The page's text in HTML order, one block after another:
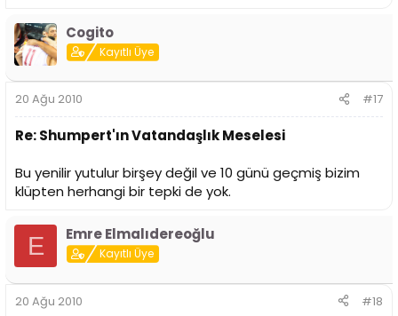
Cogito
Kayıtlı Üye
20 Ağu 2010 #17
Re: Shumpert'ın Vatandaşlık Meselesi
Bu yenilir yutulur birşey değil ve 10 günü geçmiş bizim
klüpten herhangi bir tepki de yok.
E Emre Elmalıdereoğlu
Kayıtlı Üye
20 Ağu 2010 #18